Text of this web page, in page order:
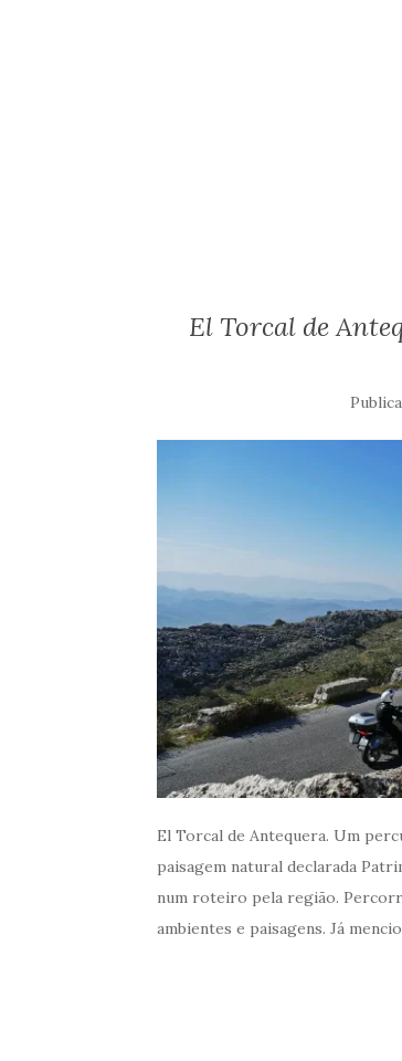
El Torcal de
El Torcal de Antequera. Um
paisagem natural declarada
num roteiro pela região.
ambientes e paisagens. Já